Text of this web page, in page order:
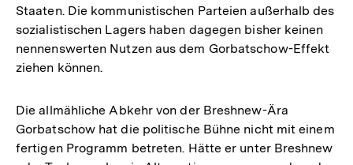
Staaten. Die kommunistischen Parteien außerhalb des
sozialistischen Lagers haben dagegen bisher keinen
nennenswerten Nutzen aus dem Gorbatschow-Effekt
ziehen können.
Die allmähliche Abkehr von der Breshnew-Ära
Gorbatschow hat die politische Bühne nicht mit einem
fertigen Programm betreten. Hätte er unter Breshnew